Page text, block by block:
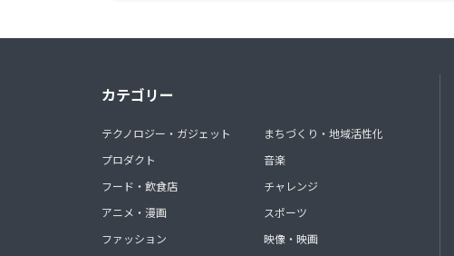
カテゴリー
テクノロジー・ガジェット
プロダクト
フード・飲食店
アニメ・漫画
ファッション
まちづくり・地域活性化
音楽
チャレンジ
スポーツ
映像・映画